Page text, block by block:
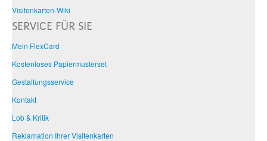
Visitenkarten-Wiki
SERVICE FÜR SIE
Mein FlexCard
Kostenloses Papiermusterset
Gestaltungsservice
Kontakt
Lob & Kritik
Reklamation Ihrer Visitenkarten